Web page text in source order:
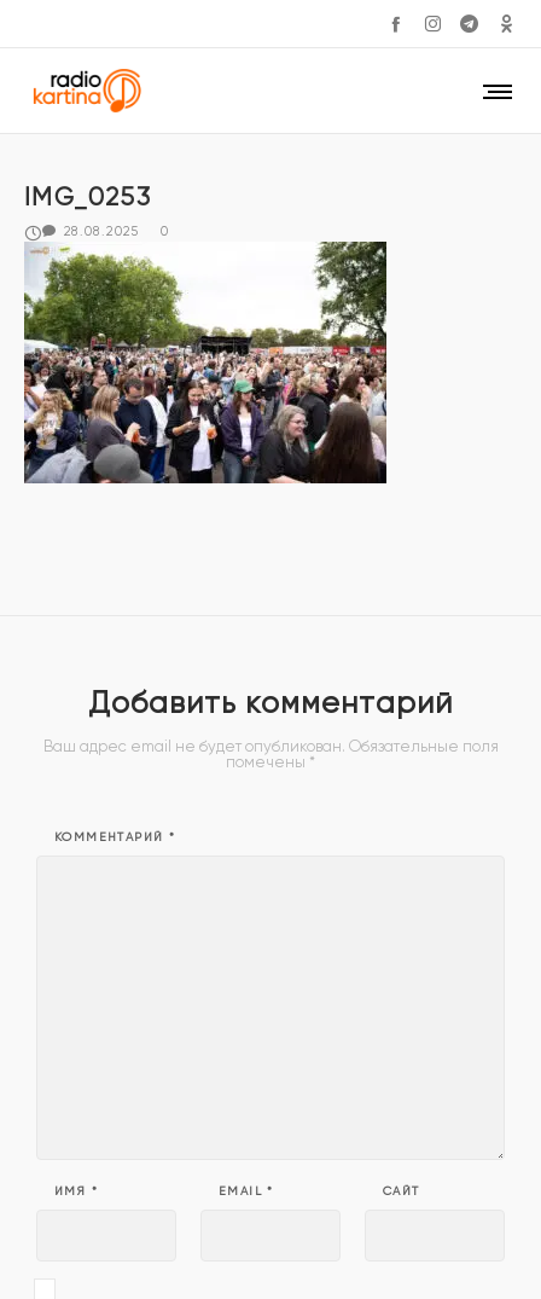
IMG_0253
28.08.2025 0
Добавить комментарий
Ваш адрес email не будет опубликован. Обязательные поля
помечены *
КОММЕНТАРИЙ *
ИМЯ * EMAIL* САЙТ